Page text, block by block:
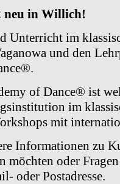
neu in Willich!
Unterricht im
und den
of Dance® ist
im
mit
Informationen zu
möchten oder
oder Postadresse.